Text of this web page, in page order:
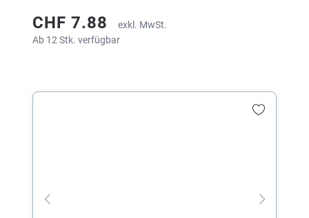
CHF 7.88
exkl. MwSt.
Ab 12 Stk. verfügbar